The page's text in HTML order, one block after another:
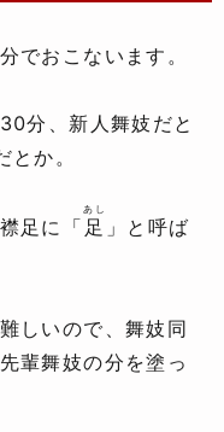
でおこないます。
分、新人舞妓だと
か。
足に「 足
あし
」と呼ば
しいので、舞妓同
輩舞妓の分を塗っ